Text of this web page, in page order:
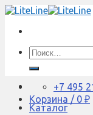
Skip
content
Искать:
+7 495
Корзина / 0 ₽
Каталог